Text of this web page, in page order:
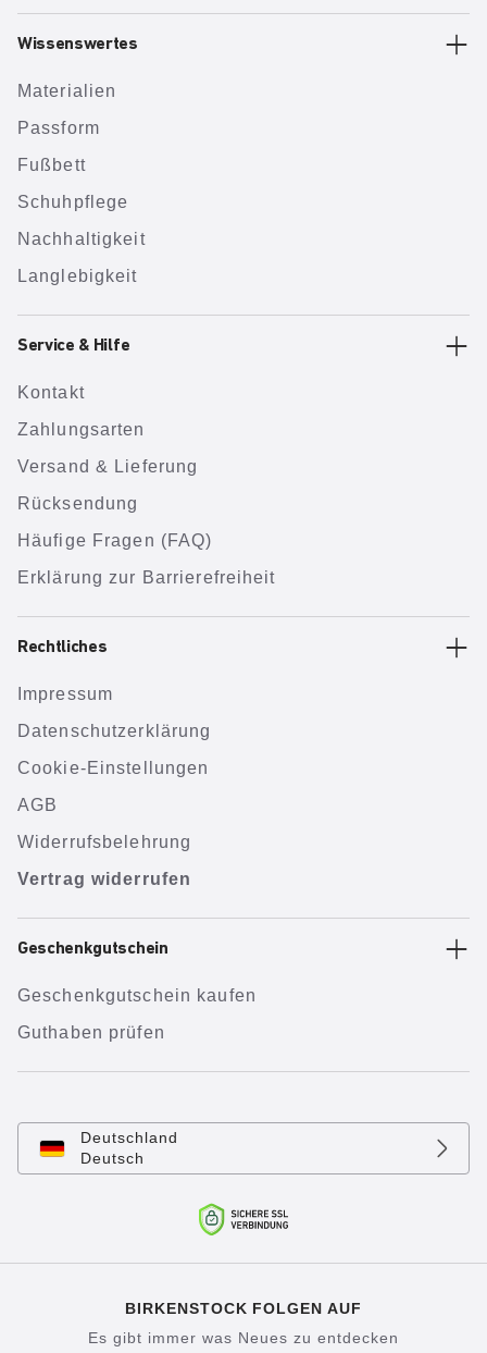
Wissenswertes
Materialien
Passform
Fußbett
Schuhpflege
Nachhaltigkeit
Langlebigkeit
Service & Hilfe
Kontakt
Zahlungsarten
Versand & Lieferung
Rücksendung
Häufige Fragen (FAQ)
Erklärung zur Barrierefreiheit
Rechtliches
Impressum
Datenschutzerklärung
Cookie-Einstellungen
AGB
Widerrufsbelehrung
Vertrag widerrufen
Geschenkgutschein
Geschenkgutschein kaufen
Guthaben prüfen
Deutschland
Deutsch
BIRKENSTOCK FOLGEN AUF
Es gibt immer was Neues zu entdecken